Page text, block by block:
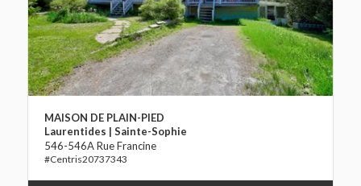
MAISON DE PLAIN-PIED
Laurentides | Sainte-Sophie
546-546A Rue Francine
20737343